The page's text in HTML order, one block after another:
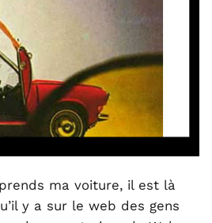
ma voiture, il est là
y a sur le web des gens